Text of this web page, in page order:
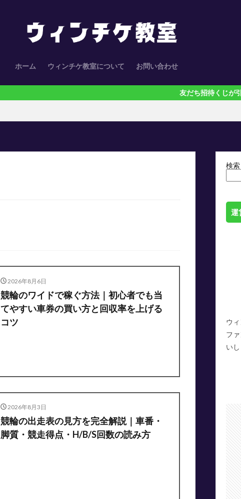
ホーム ウィンチケ教室について お問い合わせ
友だち招待くじが引けない事
2026年8月6日
競輪のワイドで稼ぐ方法｜初心者でも当
てやすい車券の買い方と回収率を上げる
コツ
2026年8月3日
競輪の出走表の見方を完全解説｜車番・
脚質・競走得点・H/B/S回数の読み方
検索
運
ウ
フ
いし